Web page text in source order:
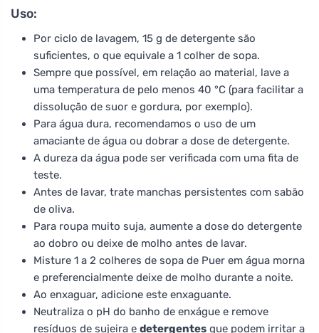
Uso:
Por ciclo de lavagem, 15 g de detergente são
suficientes, o que equivale a 1 colher de sopa.
Sempre que possível, em relação ao material, lave a
uma temperatura de pelo menos 40 °C (para facilitar a
dissolução de suor e gordura, por exemplo).
Para água dura, recomendamos o uso de um
amaciante de água ou dobrar a dose de detergente.
A dureza da água pode ser verificada com uma fita de
teste.
Antes de lavar, trate manchas persistentes com sabão
de oliva.
Para roupa muito suja, aumente a dose do detergente
ao dobro ou deixe de molho antes de lavar.
Misture 1 a 2 colheres de sopa de Puer em água morna
e preferencialmente deixe de molho durante a noite.
Ao enxaguar, adicione este enxaguante.
Neutraliza o pH do banho de enxágue e remove
resíduos de sujeira e detergentes que podem irritar a